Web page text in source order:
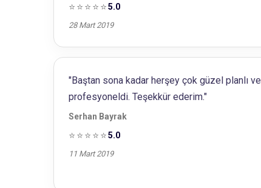
⭐⭐⭐⭐⭐5.0
28 Mart 2019
"Baştan sona kadar herşey çok güzel planlı ve
profesyoneldi. Teşekkür ederim."
Serhan Bayrak
⭐⭐⭐⭐⭐5.0
11 Mart 2019